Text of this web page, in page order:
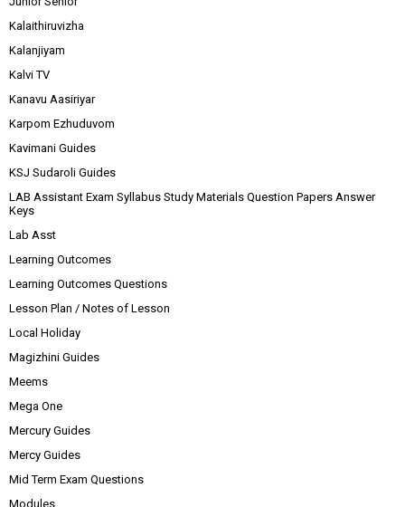
Kalaithiruvizha
Kalanjiyam
Kalvi TV
Kanavu Aasiriyar
Karpom Ezhuduvom
Kavimani Guides
KSJ Sudaroli Guides
LAB Assistant Exam Syllabus Study Materials Question Papers Answer
Keys
Lab Asst
Learning Outcomes
Learning Outcomes Questions
Lesson Plan / Notes of Lesson
Local Holiday
Magizhini Guides
Meems
Mega One
Mercury Guides
Mercy Guides
Mid Term Exam Questions
Modules